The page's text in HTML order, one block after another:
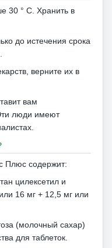
30 ° С. Хранить в
до истечения срока
верните их в
вам
люди имеют
Плюс содержит:
цилексетил и
16 мг + 12,5 мг или
(молочный сахар)
для таблеток.